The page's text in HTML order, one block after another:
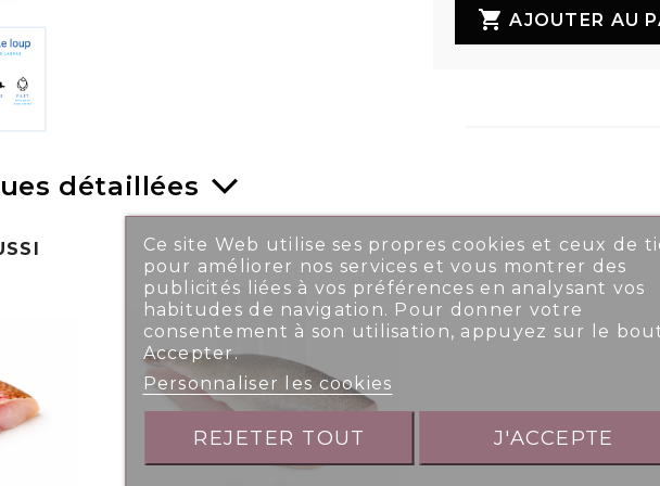
 AJOUTER AU
détaillées
Ce site Web utilise ses propres cookies et ceux de
pour améliorer nos services et vous montrer des
publicités liées à vos préférences en analysant vos
habitudes de navigation. Pour donner votre
consentement à son utilisation, appuyez sur le
Accepter.
Personnaliser les cookies
REJETER TOUT J'ACCEPTE